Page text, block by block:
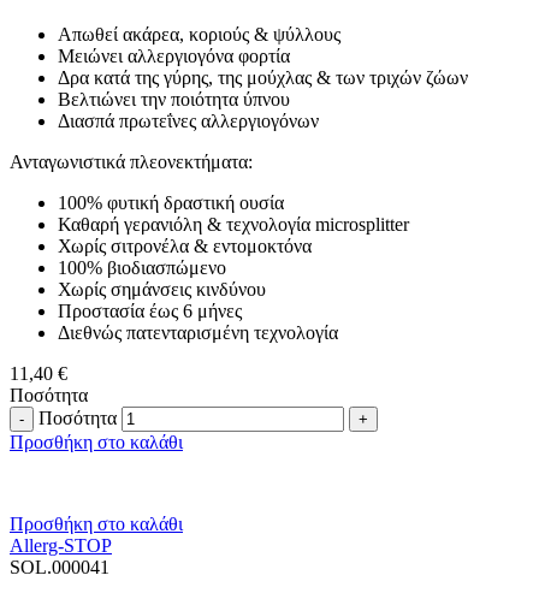
Απωθεί ακάρεα, κοριούς & ψύλλους
Μειώνει αλλεργιογόνα φορτία
Δρα κατά της γύρης, της μούχλας & των τριχών ζώων
Βελτιώνει την ποιότητα ύπνου
Διασπά πρωτεΐνες αλλεργιογόνων
Ανταγωνιστικά πλεονεκτήματα:
100% φυτική δραστική ουσία
Καθαρή γερανιόλη & τεχνολογία microsplitter
Χωρίς σιτρονέλα & εντομοκτόνα
100% βιοδιασπώμενο
Χωρίς σημάνσεις κινδύνου
Προστασία έως 6 μήνες
Διεθνώς πατενταρισμένη τεχνολογία
11,40 €
Ποσότητα
Ποσότητα
Προσθήκη στο καλάθι
Προσθήκη στο καλάθι
Allerg-STOP
SOL.000041